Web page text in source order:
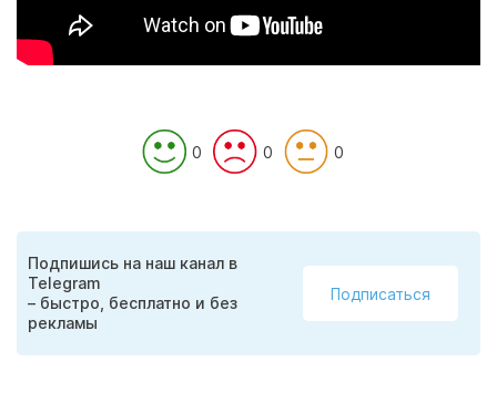
0 0 0
Подпишись на наш канал в
Telegram
– быстро, бесплатно и без
рекламы
Подписаться